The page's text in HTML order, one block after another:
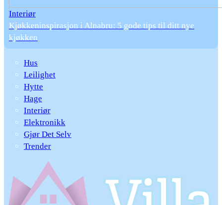
Interiør
Kjøkkeninspirasjon i Alnabru: 5 gode tips til ditt nye
kjøkken
Hus
Leilighet
Hytte
Hage
Interiør
Elektronikk
Gjør Det Selv
Trender